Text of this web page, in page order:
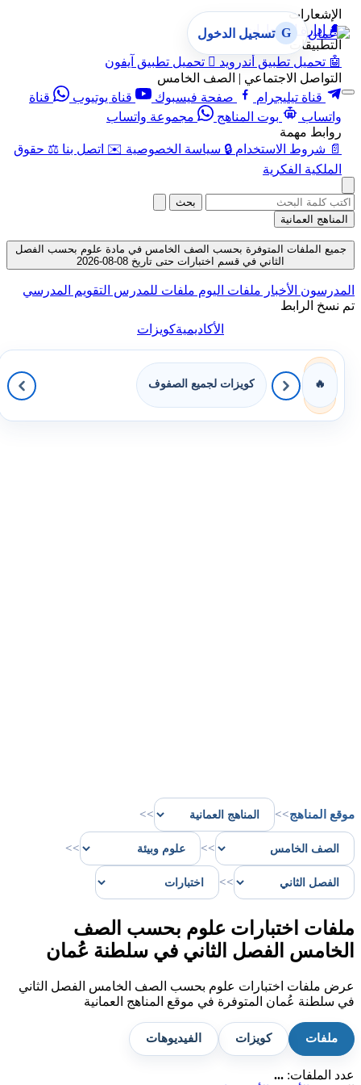
الإشعارات
🔔 إدارة الإشعارات
التطبيقات
🤖 تحميل تطبيق أندرويد  تحميل تطبيق آيفون
التواصل الاجتماعي | الصف الخامس
قناة تيليجرام
صفحة فيسبوك قناة يوتيوب
قناة
واتساب
بوت المناهج
مجموعة واتساب
روابط مهمة
📄 شروط الاستخدام 🔒 سياسة الخصوصية ✉️ اتصل بنا ⚖️ حقوق
الملكية الفكرية
G تسجيل الدخول
بحث
المناهج العمانية
جميع الملفات المتوفرة بحسب الصف الخامس في مادة علوم بحسب الفصل
الثاني في قسم اختبارات حتى تاريخ 08-08-2026
المدرسون الأخبار ملفات اليوم ملفات للمدرس التقويم المدرسي
تم نسخ الرابط
الأكاديميةكويزات
🔥 كويزات لجميع الصفوف
موقع المناهج>>
>>
>>
>>
>>
ملفات اختبارات علوم بحسب الصف
الخامس الفصل الثاني في سلطنة عُمان
عرض ملفات اختبارات علوم بحسب الصف الخامس الفصل الثاني
في سلطنة عُمان المتوفرة في موقع المناهج العمانية
ملفات كويزات الفيديوهات
عدد الملفات: ...